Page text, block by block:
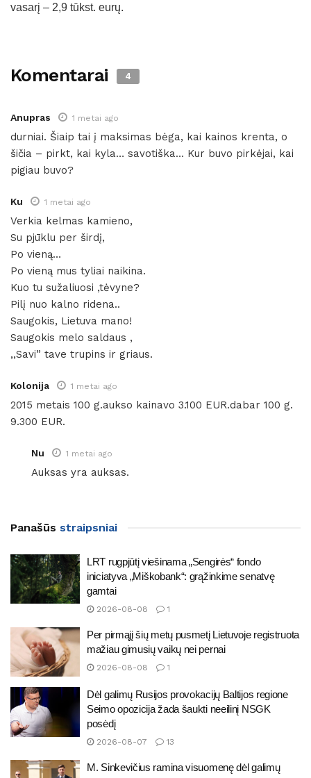
vasarį – 2,9 tūkst. eurų.
Komentarai 4
Anupras 1 metai ago
durniai. Šiaip tai į maksimas bėga, kai kainos krenta, o
šičia – pirkt, kai kyla… savotiška… Kur buvo pirkėjai, kai
pigiau buvo?
Ku 1 metai ago
Verkia kelmas kamieno,
Su pjūklu per širdį,
Po vieną…
Po vieną mus tyliai naikina.
Kuo tu sužaliuosi ,tėvyne?
Pilį nuo kalno ridena..
Saugokis, Lietuva mano!
Saugokis melo saldaus ,
,,Savi” tave trupins ir griaus.
Kolonija 1 metai ago
2015 metais 100 g.aukso kainavo 3.100 EUR.dabar 100 g.
9.300 EUR.
Nu 1 metai ago
Auksas yra auksas.
Panašūs straipsniai
LRT rugpjūtį viešinama „Sengirės“ fondo
iniciatyva „Miškobank“: grąžinkime senatvę
gamtai
2026-08-08 1
Per pirmąjį šių metų pusmetį Lietuvoje registruota
mažiau gimusių vaikų nei pernai
2026-08-08 1
Dėl galimų Rusijos provokacijų Baltijos regione
Seimo opozicija žada šaukti neeilinį NSGK
posėdį
2026-08-07 13
M. Sinkevičius ramina visuomenę dėl galimų